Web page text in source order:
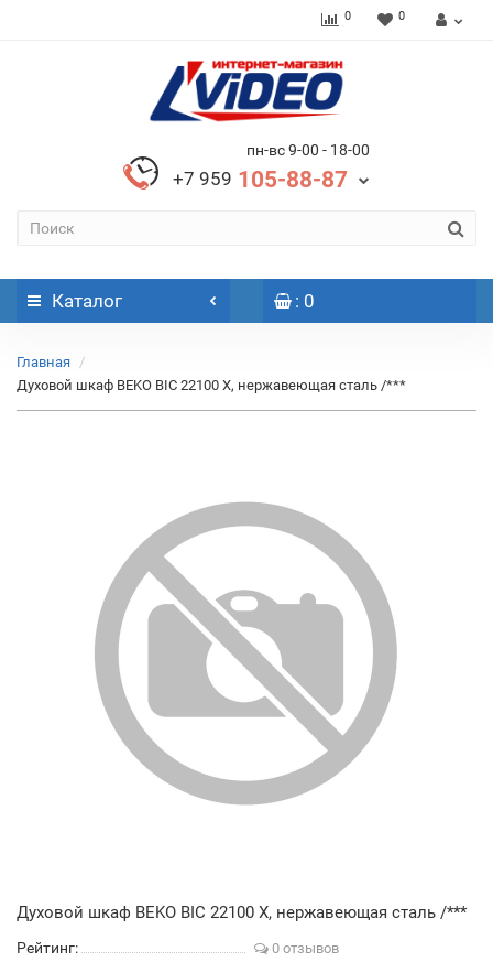
0 0
пн-вс 9-00 - 18-00
+7 959 105-88-87
Каталог : 0
Главная
Духовой шкаф BEKO BIC 22100 X, нержавеющая сталь /***
Духовой шкаф BEKO BIC 22100 X, нержавеющая сталь /***
Рейтинг: 0 отзывов